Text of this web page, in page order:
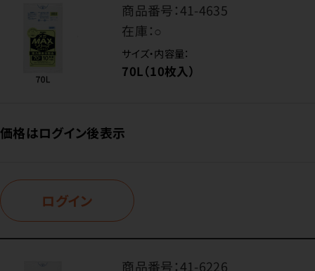
商品番号：41-4635
在庫：○
サイズ・内容量：
70L（10枚入）
価格はログイン後表示
ログイン
商品番号：41-6226